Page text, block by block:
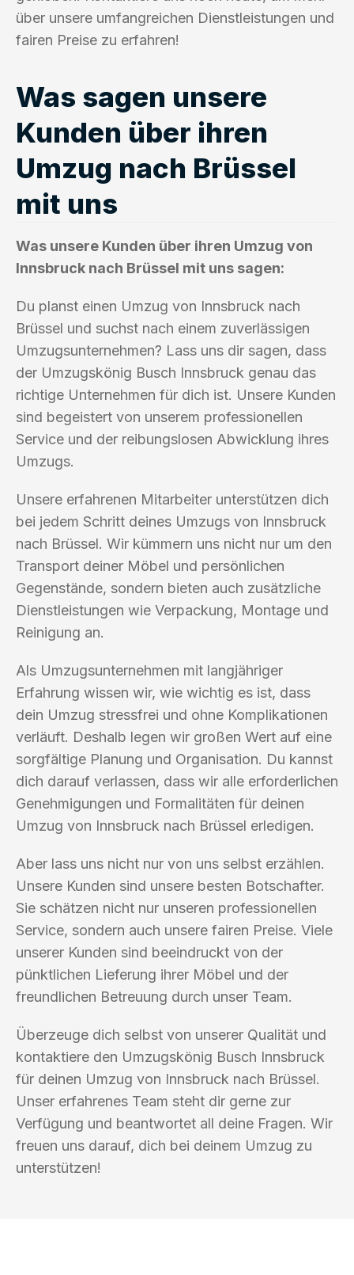
über unsere umfangreichen Dienstleistungen und
fairen Preise zu erfahren!
Was sagen unsere
Kunden über ihren
Umzug nach Brüssel
mit uns
Was unsere Kunden über ihren Umzug von
Innsbruck nach Brüssel mit uns sagen:
Du planst einen Umzug von Innsbruck nach
Brüssel und suchst nach einem zuverlässigen
Umzugsunternehmen? Lass uns dir sagen, dass
der Umzugskönig Busch Innsbruck genau das
richtige Unternehmen für dich ist. Unsere Kunden
sind begeistert von unserem professionellen
Service und der reibungslosen Abwicklung ihres
Umzugs.
Unsere erfahrenen Mitarbeiter unterstützen dich
bei jedem Schritt deines Umzugs von Innsbruck
nach Brüssel. Wir kümmern uns nicht nur um den
Transport deiner Möbel und persönlichen
Gegenstände, sondern bieten auch zusätzliche
Dienstleistungen wie Verpackung, Montage und
Reinigung an.
Als Umzugsunternehmen mit langjähriger
Erfahrung wissen wir, wie wichtig es ist, dass
dein Umzug stressfrei und ohne Komplikationen
verläuft. Deshalb legen wir großen Wert auf eine
sorgfältige Planung und Organisation. Du kannst
dich darauf verlassen, dass wir alle erforderlichen
Genehmigungen und Formalitäten für deinen
Umzug von Innsbruck nach Brüssel erledigen.
Aber lass uns nicht nur von uns selbst erzählen.
Unsere Kunden sind unsere besten Botschafter.
Sie schätzen nicht nur unseren professionellen
Service, sondern auch unsere fairen Preise. Viele
unserer Kunden sind beeindruckt von der
pünktlichen Lieferung ihrer Möbel und der
freundlichen Betreuung durch unser Team.
Überzeuge dich selbst von unserer Qualität und
kontaktiere den Umzugskönig Busch Innsbruck
für deinen Umzug von Innsbruck nach Brüssel.
Unser erfahrenes Team steht dir gerne zur
Verfügung und beantwortet all deine Fragen. Wir
freuen uns darauf, dich bei deinem Umzug zu
unterstützen!